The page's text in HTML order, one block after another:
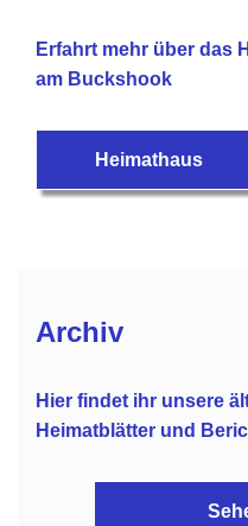
Erfahrt mehr über das
am Buckshook
Heimathaus
Archiv
Hier findet ihr unsere
Heimatblätter und